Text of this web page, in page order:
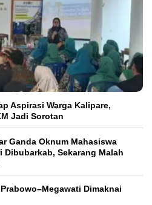
Aspirasi Warga Kalipare,
Jadi Sorotan
Ganda Oknum Mahasiswa
Dibubarkab, Sekarang Malah
Dimaknai